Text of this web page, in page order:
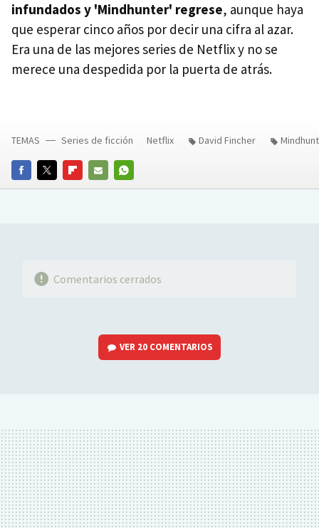
infundados y 'Mindhunter' regrese, aunque haya
que esperar cinco años por decir una cifra al azar.
Era una de las mejores series de Netflix y no se
merece una despedida por la puerta de atrás.
FACEBOOKTWITTERFLIPBOARD
E-
WHATSAPP
TEMAS Series de ficción Netflix David Fincher
Comentarios cerrados
VER 20 COMENTARIOS